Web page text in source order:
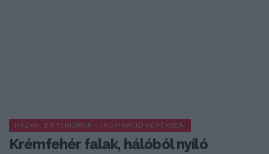
HÁZAK, ENTERIŐRÖK - INSPIRÁCIÓ KÉPEKBEN
Krémfehér falak, hálóból nyíló